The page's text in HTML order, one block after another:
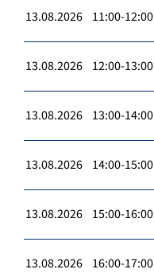
13.08.2026 11:00-12:00
13.08.2026 12:00-13:00
13.08.2026 13:00-14:00
13.08.2026 14:00-15:00
13.08.2026 15:00-16:00
13.08.2026 16:00-17:00